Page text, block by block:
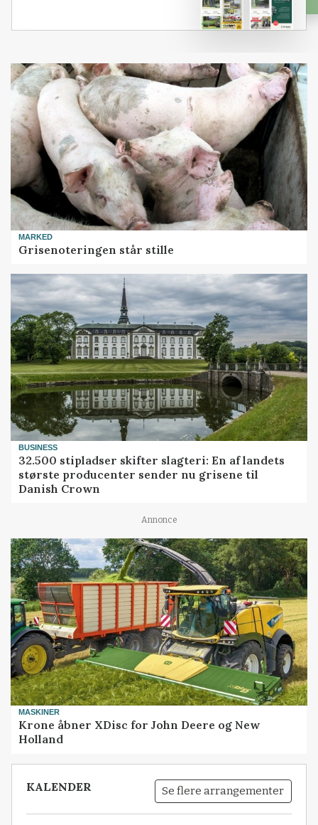
MARKED
Grisenoteringen står stille
BUSINESS
32.500 stipladser skifter slagteri: En af landets
største producenter sender nu grisene til
Danish Crown
Annonce
MASKINER
Krone åbner XDisc for John Deere og New
Holland
KALENDER Se flere arrangementer